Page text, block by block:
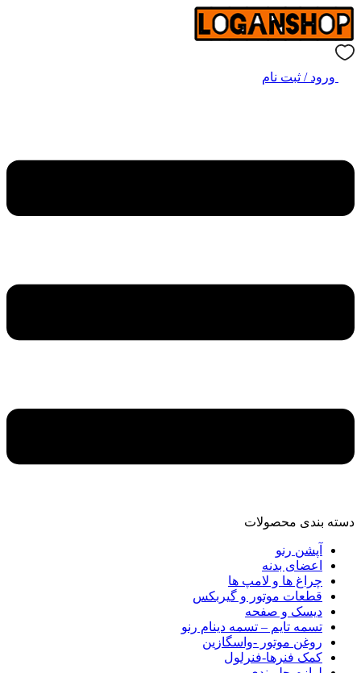
ورود / ثبت نام
دسته‌ بندی محصولات
آپشن رنو
اعضای بدنه
چراغ ها و لامپ ها
قطعات موتور و گیربکس
دیسک و صفحه
تسمه تایم – تسمه دینام رنو
روغن موتور -واسگازین
کمک فنرها-فنرلول